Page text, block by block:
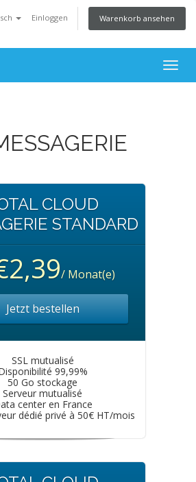
Einloggen Warenkorb ansehen
CLOUD
STANDARD
/ Monat(e)
Jetzt bestellen
SSL mutualisé
99,99%
50 Go stockage
Serveur mutualisé
center en France
dédié privé à 50€ HT/mois